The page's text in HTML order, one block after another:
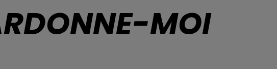
MOI